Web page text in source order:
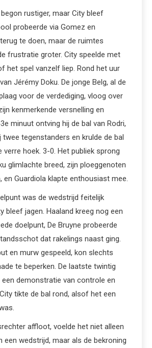
rustiger, maar City bleef
probeerde via Gomez en
te doen, maar de ruimtes
frustratie groter. City speelde met
het spel vanzelf liep. Rond het uur
Jérémy Doku. De jonge Belg, al de
voor de verdediging, vloog over
kenmerkende versnelling en
minuut ontving hij de bal van Rodri,
twee tegenstanders en krulde de bal
verre hoek. 3-0. Het publiek sprong
glimlachte breed, zijn ploeggenoten
en Guardiola klapte enthousiast mee.
was de wedstrijd feitelijk
bleef jagen. Haaland kreeg nog een
doelpunt, De Bruyne probeerde
dat rakelings naast ging.
en murw gespeeld, kon slechts
te beperken. De laatste twintig
demonstratie van controle en
tikte de bal rond, alsof het een
affloot, voelde het niet alleen
een wedstrijd, maar als de bekroning